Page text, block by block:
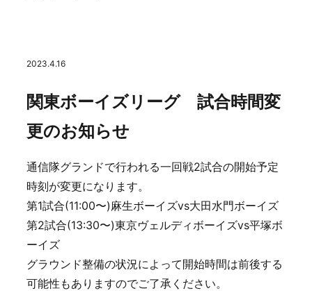
2023.4.16
関東ボーイズリーグ 試合時間変
更のお知らせ
通信隊グランドで行われる一回戦2試合の開始予定
時刻が変更になります。
第1試合(11:00〜)麻生ボーイズvs大田水門ボーイズ
第2試合(13:30〜)東京ヴェルディボーイズvs平塚ボ
ーイズ
グラウンド整備の状況によって開始時間は前後する
可能性もありますのでご了承ください。